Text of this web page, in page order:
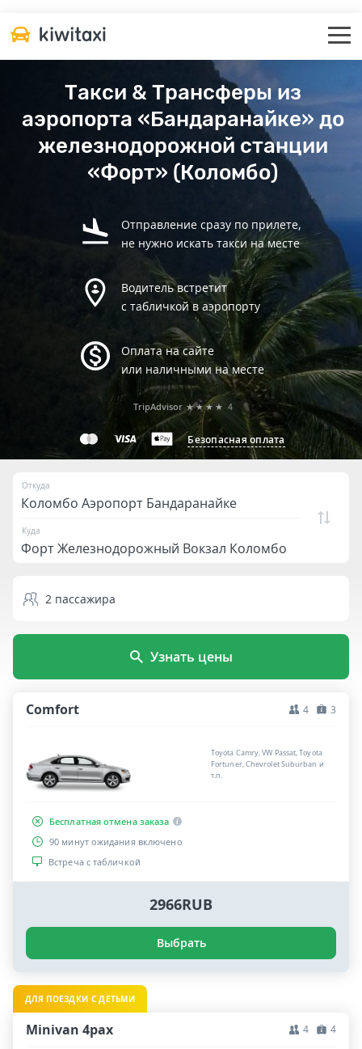
Такси & Трансферы из
аэропорта «Бандаранайке» до
железнодорожной станции
«Форт» (Коломбо)
Отправление сразу по прилете,
не нужно искать такси на месте
Водитель встретит
с табличкой в аэропорту
Оплата на сайте
или наличными на месте
Безопасная оплата
TripAdvisor ★★★★ 4
Откуда
Куда
2 пассажира
Узнать цены
Comfort 4 3
Toyota Camry, VW Passat, Toyota
Fortuner, Chevrolet Suburban и
т.п.
Бесплатная отмена заказа
90 минут ожидания включено
Встреча с табличкой
2966RUB
Выбрать
ДЛЯ ПОЕЗДКИ С ДЕТЬМИ
Minivan 4pax 4 4